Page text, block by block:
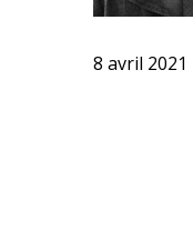
8 avril 2021